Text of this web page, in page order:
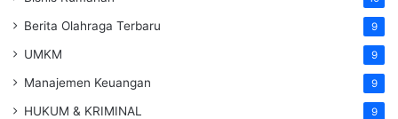
Berita Olahraga Terbaru 9
UMKM 9
Manajemen Keuangan 9
HUKUM & KRIMINAL 9